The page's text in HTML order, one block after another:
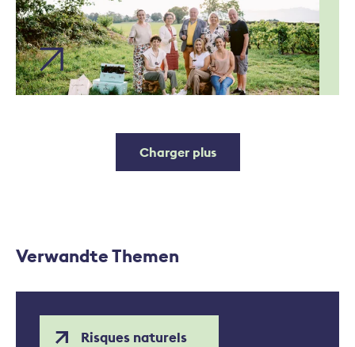
Charger plus
Verwandte Themen
Risques naturels